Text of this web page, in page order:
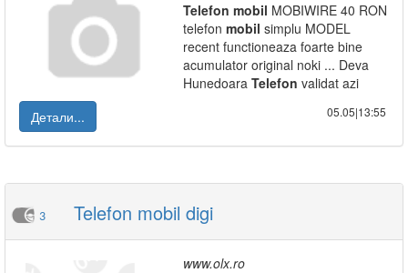
Telefon mobil MOBIWIRE 40 RON
telefon mobil simplu MODEL
recent functioneaza foarte bine
acumulator original noki ... Deva
Hunedoara Telefon validat azi
Детали...
05.05|13:55
3 Telefon mobil digi
www.olx.ro